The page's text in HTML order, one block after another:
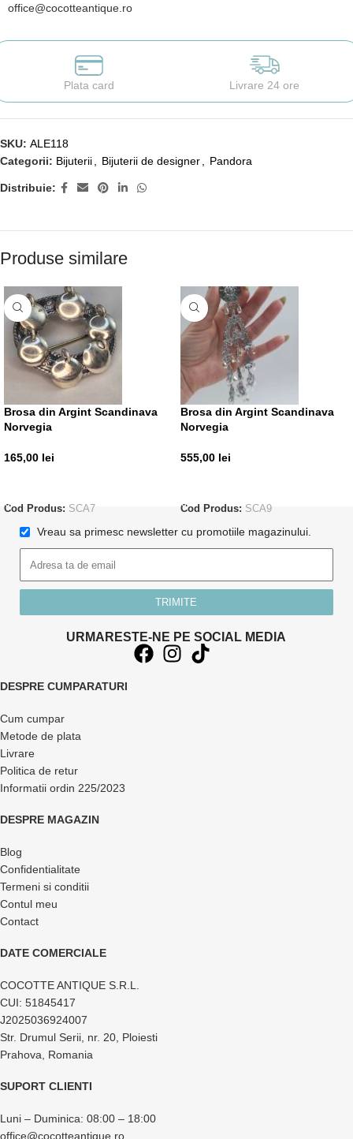
office@cocotteantique.ro
Plata card Livrare 24 ore
SKU: ALE118
Categorii: Bijuterii Bijuterii de designer Pandora
Distribuie:
Produse similare
Brosa din Argint Scandinava
Norvegia
165,00 lei
Cod Produs: SCA7
Brosa din Argint Scandinava
Norvegia
555,00 lei
Cod Produs: SCA9
Vreau sa primesc newsletter cu promotiile magazinului.
TRIMITE
URMARESTE-NE PE SOCIAL MEDIA
DESPRE CUMPARATURI
Cum cumpar
Metode de plata
Livrare
Politica de retur
Informatii ordin 225/2023
DESPRE MAGAZIN
Blog
Confidentialitate
Termeni si conditii
Contul meu
Contact
DATE COMERCIALE
COCOTTE ANTIQUE S.R.L.
CUI: 51845417
J2025036924007
Str. Drumul Serii, nr. 20, Ploiesti
Prahova, Romania
SUPORT CLIENTI
Luni – Duminica: 08:00 – 18:00
office@cocotteantique.ro